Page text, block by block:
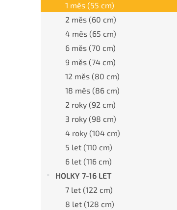
1 měs (55 cm)
2 měs (60 cm)
4 měs (65 cm)
6 měs (70 cm)
9 měs (74 cm)
12 měs (80 cm)
18 měs (86 cm)
2 roky (92 cm)
3 roky (98 cm)
4 roky (104 cm)
5 let (110 cm)
6 let (116 cm)
HOLKY 7-16 LET
7 let (122 cm)
8 let (128 cm)